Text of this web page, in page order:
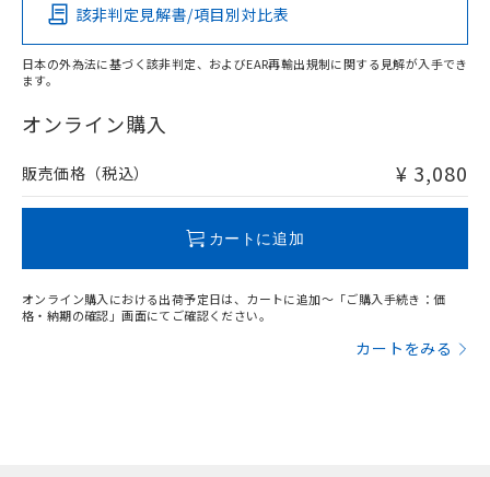
O
在庫等で未対応品が混在する可能性があります。
問い合わせください。
該非判定見解書/項目別対比表
日本の外為法に基づく該非判定、およびEAR再輸出規制に関する見解が入手でき
ます。
オンライン購入
販売価格（税込） ¥ 3,080
カートに追加
オンライン購入における出荷予定日は、カートに追加～「ご購入手続き：価
格・納期の確認」画面にてご確認ください。
カートをみる